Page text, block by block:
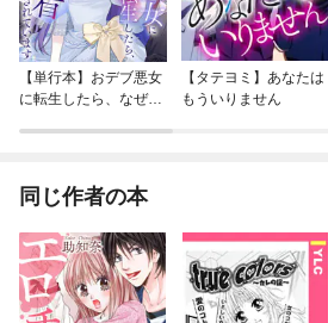
【単行本】おデブ悪女
に転生したら、なぜか
【タテヨミ】あなたは
もういりません
同じ作者の本